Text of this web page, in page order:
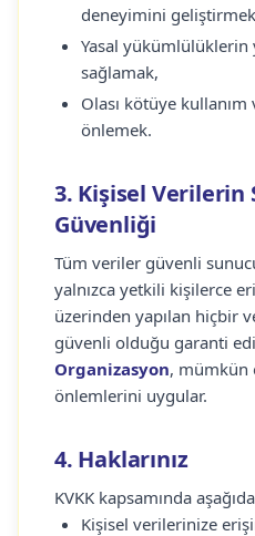
deneyimini
Yasal
sağlamak,
Olası kötüye
önlemek.
3. Kişisel Verilerin
Güvenliği
Tüm veriler güvenli
yalnızca yetkili kişilerce
üzerinden yapılan hiçbir
güvenli olduğu garanti
Organizasyon, mümkün
önlemlerini uygular.
4. Haklarınız
KVKK kapsamında
Kişisel verilerinize